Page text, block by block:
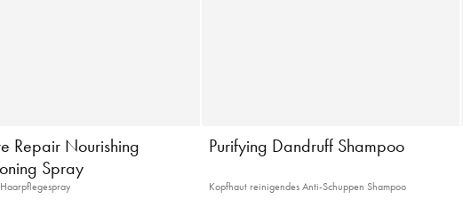
Repair Nourishing
Spray
Purifying Dandruff Shampoo
Kopfhaut reinigendes Anti-Schuppen Shampoo